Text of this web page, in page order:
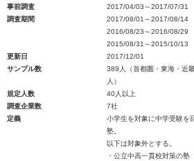
事前調査
2017/04/03～2017/07/31
調査期間
2017/08/01～2017/08/14
2016/08/23～2016/08/29
2015/08/31～2015/10/13
更新日
2017/12/01
サンプル数
389人（首都圏・東海・近
人）
規定人数
40人以上
調査企業数
7社
定義
小学生を対象に中学受験を
塾。
以下は対象外とする。
・公立中高一貫校対策の塾